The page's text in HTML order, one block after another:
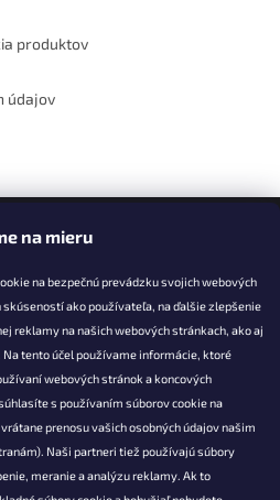
na mieru
na bezpečnú prevádzku svojich webových
ako používateľa, na ďalšie zlepšenie
reklamy na našich webových stránkach, ako aj
tento účel používame informácie, ktoré
webových stránok a koncových
s používaním súborov cookie na
prenosu vašich osobných údajov našim
Naši partneri tiež používajú súbory
meranie a analýzu reklamy. Ak to
produktov
údajov